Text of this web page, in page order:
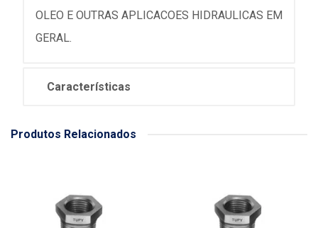
OLEO E OUTRAS APLICACOES HIDRAULICAS EM
GERAL.
Características
Produtos Relacionados